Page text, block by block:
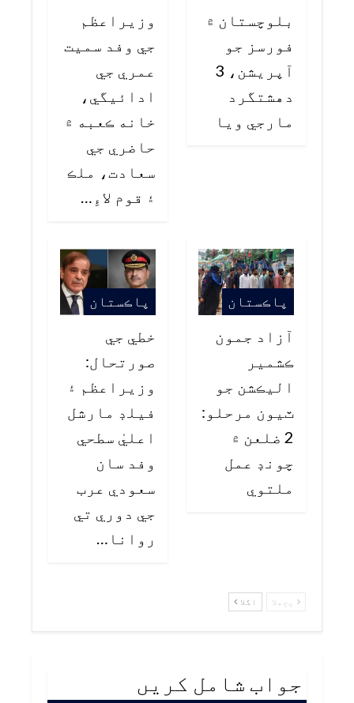
بلوچستان ۾
فورسز جو
آپريشن، 3
دهشتگرد
مارجي ويا
وزيراعظم
جي وفد سميت
عمري جي
ادائيگي،
خانه ڪعبه ۾
حاضري جي
سعادت، ملڪ
۽ قوم لاءِ…
پاڪستان
آزاد جمون
ڪشمير
اليڪشن جو
ٽيون مرحلو:
2 ضلعن ۾
چونڊ عمل
ملتوي
پاڪستان
خطي جي
صورتحال:
وزيراعظم ۽
فيلڊ مارشل
اعليٰ سطحي
وفد سان
سعودي عرب
جي دوري تي
روانا…
پچھلا اگلا
جواب شامل کریں